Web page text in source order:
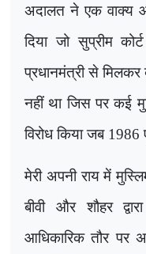
अदालत ने एक वाक्य
दिया जो सुप्रीम
प्रधानमंत्री से मिलकर
नहीं था जिस पर कई
विरोध किया जब
मेरी अपनी राय में
बीवी और शौहर
आधिकारिक तौर पर